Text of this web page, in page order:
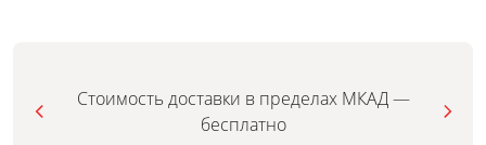
Стоимость доставки в пределах МКАД —
бесплатно